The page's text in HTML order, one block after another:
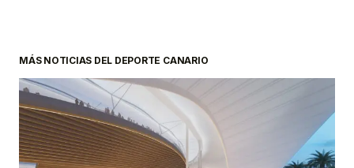
MÁS NOTICIAS DEL DEPORTE CANARIO